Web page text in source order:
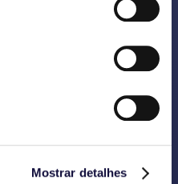
Mostrar detalhes
aplicação.